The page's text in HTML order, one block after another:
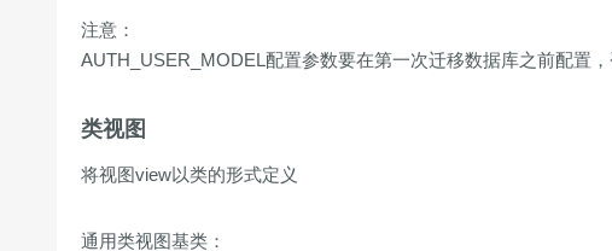
注意：
AUTH_USER_MODEL配置参数要在第一次迁移数据库之前配置
类视图
将视图view以类的形式定义
通用类视图基类：